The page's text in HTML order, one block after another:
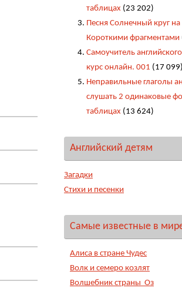
таблицах (23 202)
Песня Солнечный круг
Короткими фрагментами
Самоучитель
курс онлайн. 001 (17 099)
Неправильные глаголы
слушать 2 одинаковые
таблицах (13 624)
Английский детям
Загадки
Стихи и песенки
Самые известные в
Алиса в стране Чудес
Волк и семеро козлят
Волшебник страны Оз